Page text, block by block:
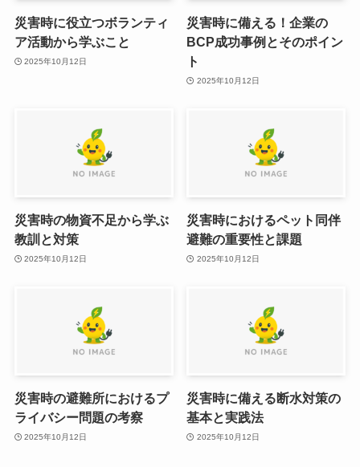
災害時に役立つボランティ
ア活動から学ぶこと
2025年10月12日
災害時に備える！企業の
BCP成功事例とそのポイン
ト
2025年10月12日
災害時の物資不足から学ぶ
教訓と対策
2025年10月12日
災害時におけるペット同伴
避難の重要性と課題
2025年10月12日
災害時の避難所におけるプ
ライバシー問題の考察
2025年10月12日
災害時に備える断水対策の
基本と実践法
2025年10月12日